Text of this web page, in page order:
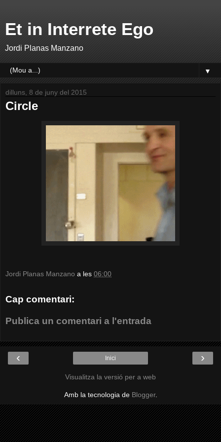
Et in Interrete Ego
Jordi Planas Manzano
▼
dilluns, 8 de juny del 2015
Circle
Jordi Planas Manzano a les 06:00
Cap comentari:
Publica un comentari a l'entrada
‹ ›
Inici
Visualitza la versió per a web
Amb la tecnologia de Blogger.